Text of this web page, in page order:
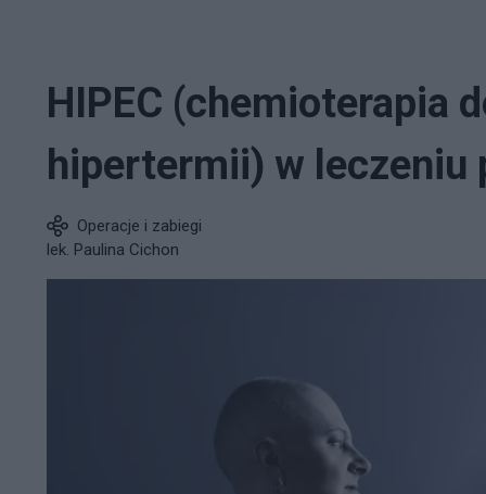
HIPEC (chemioterapia
hipertermii) w leczeniu
Operacje i zabiegi
lek. Paulina Cichon